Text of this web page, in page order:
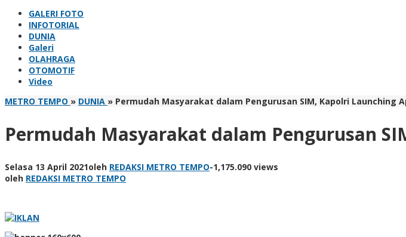
GALERI FOTO
INFOTORIAL
DUNIA
Galeri
OLAHRAGA
OTOMOTIF
Video
METRO TEMPO » DUNIA » Permudah Masyarakat dalam Pengurusan SIM, Kapolri Launching
Permudah Masyarakat dalam Pengurusan
Selasa 13 April 2021oleh REDAKSI METRO TEMPO-1,175.090 views
oleh REDAKSI METRO TEMPO